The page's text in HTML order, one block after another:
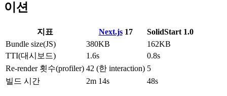
이션
지표 Next.js17
SolidStart 1.0
Bundle size(JS)
380KB
162KB
TTI(대시보드)
1.6s
0.8s
Re-render 횟수(profiler) 42 (한 interaction) 5
빌드 시간
2m 14s 48s